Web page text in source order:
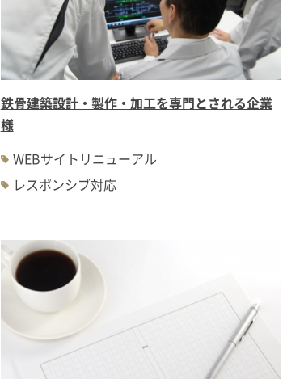
鉄骨建築設計・製作・加工を専門とされる企業
様
WEBサイトリニューアル
レスポンシブ対応